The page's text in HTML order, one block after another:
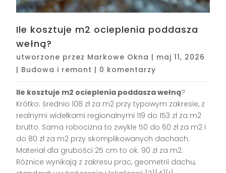
Ile kosztuje m2 ocieplenia poddasza
wełną?
utworzone przez Markowe Okna | maj 11, 2026
| Budowa i remont | 0 komentarzy
Ile kosztuje m2 ocieplenia poddasza wełną?
Krótko: średnio 108 zł za m2 przy typowym zakresie, z
realnymi widełkami regionalnymi 119 do 153 zł za m2
brutto. Sama robocizna to zwykle 50 do 60 zł za m2 i
do 80 zł za m2 przy skomplikowanych dachach.
Materiał dla grubości 25 cm to ok. 90 zł za m2.
Różnice wynikają z zakresu prac, geometrii dachu,